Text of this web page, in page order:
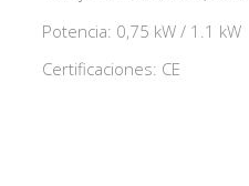
Potencia: 0,75 kW / 1.1 kW
Certificaciones: CE